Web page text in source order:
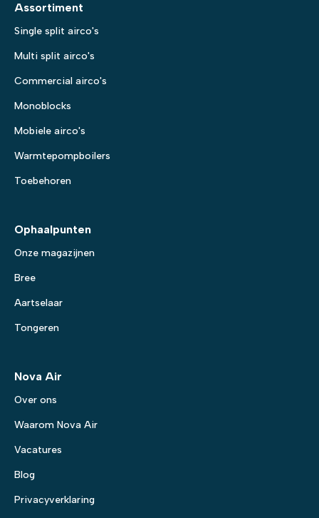
Assortiment
Single split airco's
Multi split airco's
Commercial airco's
Monoblocks
Mobiele airco's
Warmtepompboilers
Toebehoren
Ophaalpunten
Onze magazijnen
Bree
Aartselaar
Tongeren
Nova Air
Over ons
Waarom Nova Air
Vacatures
Blog
Privacyverklaring